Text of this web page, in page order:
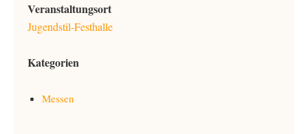
Veranstaltungsort
Jugendstil-Festhalle
Kategorien
Messen